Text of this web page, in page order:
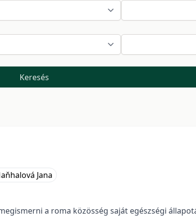
Keresés
Jana
a roma közösség saját egészségi